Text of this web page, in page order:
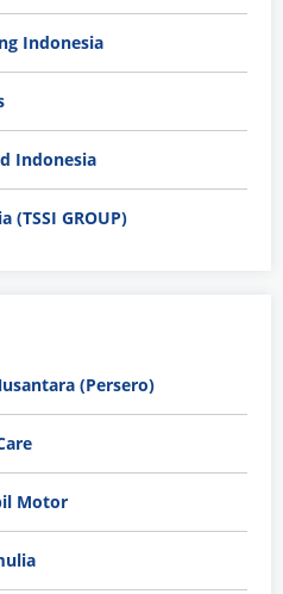
Indonesia
Indonesia
(TSSI GROUP)
(Persero)
Motor